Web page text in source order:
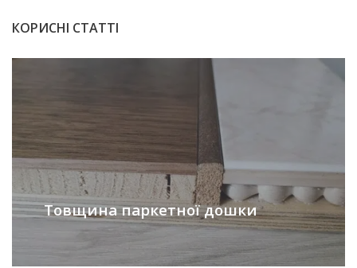
КОРИСНІ СТАТТІ
Товщина паркетної дошки